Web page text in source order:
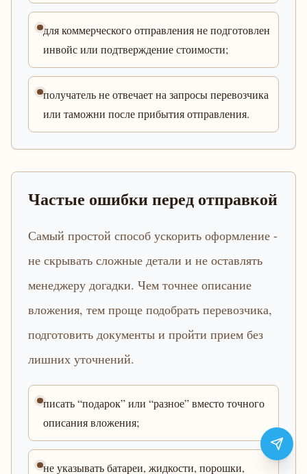
для коммерческого отправления не подготовлен
инвойс или подтверждение стоимости;
получатель не отвечает на запросы перевозчика
или таможни после прибытия отправления.
Частые ошибки перед отправкой
Самый простой способ ускорить оформление -
не скрывать сложные детали и не оставлять
менеджеру догадки. Чем точнее описание
вложения, тем проще подобрать перевозчика,
подготовить документы и пройти прием без
лишних уточнений.
писать “подарок” или “разное” вместо точного
описания вложения;
не указывать батареи, жидкости, порошки,